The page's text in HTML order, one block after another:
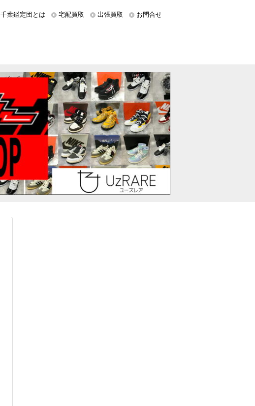
千葉鑑定団とは 宅配買取 出張買取 お問合せ